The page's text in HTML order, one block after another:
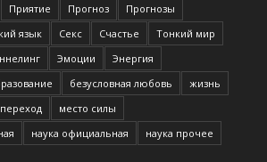
Приятие Прогноз
Прогнозы
язык Секс Счастье
Тонкий мир
Эмоции
Энергия
безусловная любовь
жизнь
место силы
наука официальная
наука прочее